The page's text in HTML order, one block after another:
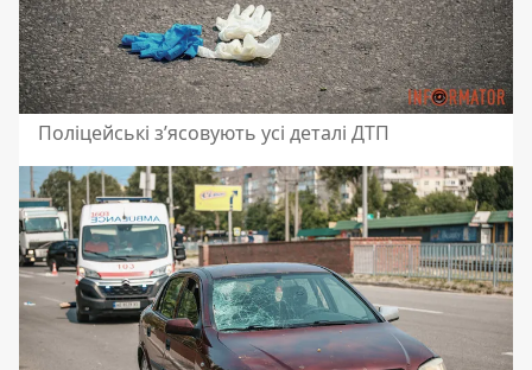
Поліцейські зʼясовують усі деталі ДТП